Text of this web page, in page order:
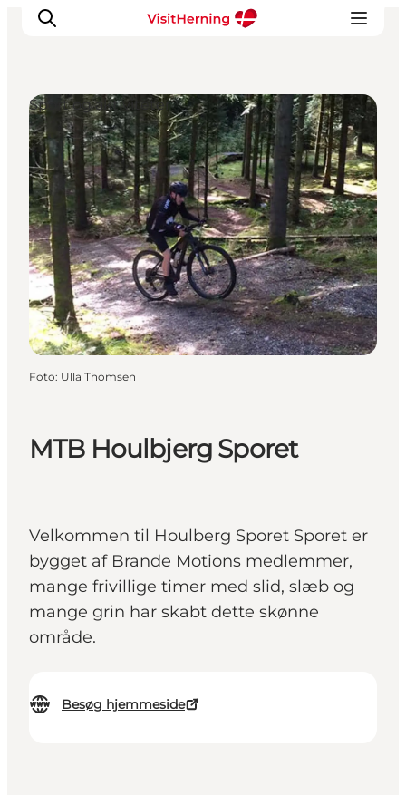
Det sker
Spis, drik og shop
Kunstlandet
Se og oplev
Find vej
Sov godt
Book overnatning
MTB Houlbjerg Sporet
Velkommen til Houlberg Sporet Sporet er
bygget af Brande Motions medlemmer,
mange frivillige timer med slid, slæb og
mange grin har skabt dette skønne
område.
Besøg hjemmeside
Sport og aktiviteter
Foto: Ulla Thomsen